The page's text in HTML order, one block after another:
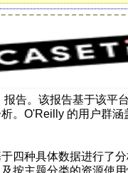
报告。该报告基于该平
。O'Reilly 的用户群
四种具体数据进行了
按主题分类的资源使